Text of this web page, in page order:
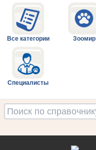
Все категории Зоомир
Специалисты